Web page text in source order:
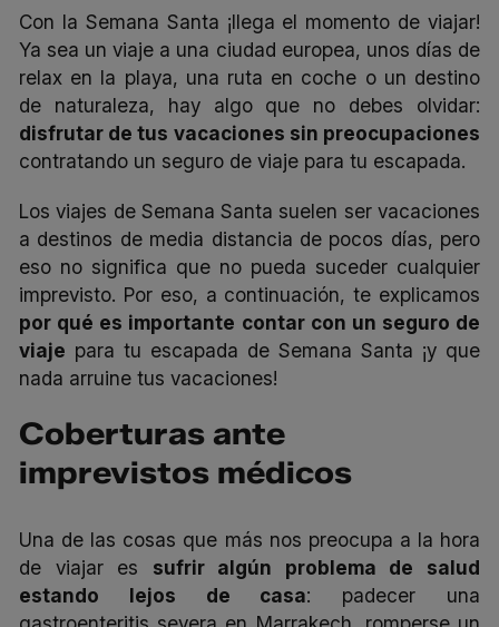
Con la Semana Santa ¡llega el momento de viajar!
Ya sea un viaje a una ciudad europea, unos días de
relax en la playa, una ruta en coche o un destino
de naturaleza, hay algo que no debes olvidar:
disfrutar de tus vacaciones sin preocupaciones
contratando un seguro de viaje para tu escapada.
Los viajes de Semana Santa suelen ser vacaciones
a destinos de media distancia de pocos días, pero
eso no significa que no pueda suceder cualquier
imprevisto. Por eso, a continuación, te explicamos
por qué es importante contar con un seguro de
viaje para tu escapada de Semana Santa ¡y que
nada arruine tus vacaciones!
Coberturas ante
imprevistos médicos
Una de las cosas que más nos preocupa a la hora
de viajar es sufrir algún problema de salud
estando lejos de casa: padecer una